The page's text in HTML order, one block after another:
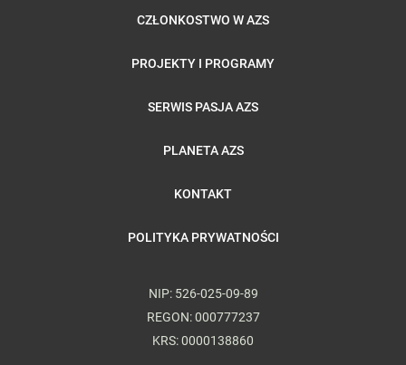
CZŁONKOSTWO W AZS
PROJEKTY I PROGRAMY
SERWIS PASJA AZS
PLANETA AZS
KONTAKT
POLITYKA PRYWATNOŚCI
NIP: 526-025-09-89
REGON: 000777237
KRS: 0000138860